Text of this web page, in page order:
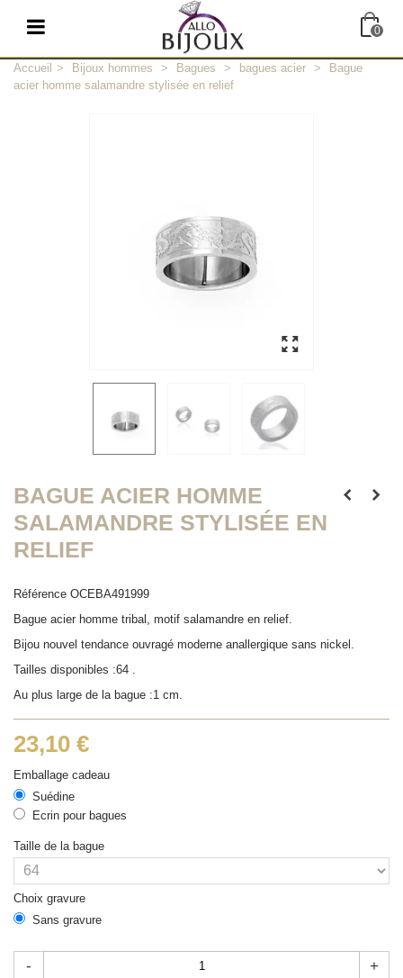
0
Accueil > Bijoux hommes > Bagues > bagues acier >
Bague
acier homme salamandre stylisée en relief
BAGUE ACIER HOMME
SALAMANDRE STYLISÉE EN
RELIEF
Référence OCEBA491999
Bague acier homme tribal, motif salamandre en relief.
Bijou nouvel tendance ouvragé moderne anallergique sans nickel.
Tailles disponibles :64 .
Au plus large de la bague :1 cm.
23,10 €
Emballage cadeau
Suédine
Ecrin pour bagues
Taille de la bague
Choix gravure
Sans gravure
- +